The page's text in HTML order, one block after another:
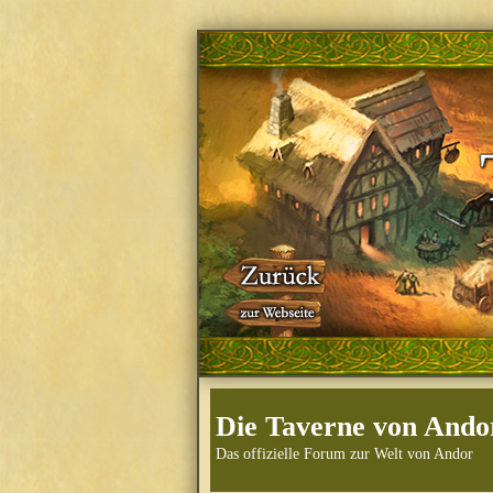
Die Taverne von
Das offizielle Forum zur Welt von Andor